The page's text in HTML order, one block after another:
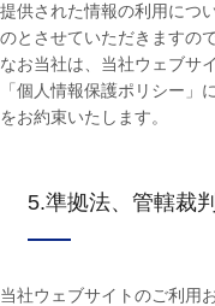
提供された情報の利用につ
のとさせていただきますの
なお当社は、当社ウェブサ
「個人情報保護ポリシー」
をお約束いたします。
5.準拠法、管轄裁
当社ウェブサイトのご利用